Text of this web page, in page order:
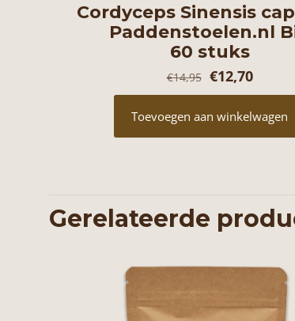
Cordyceps Sinensis
Paddenstoelen.nl
60 stuks
€14,95
prijs
was:
€12,70Huidige
prijs
is:
Toevoegen aan winkelwagen
Gerelateerde